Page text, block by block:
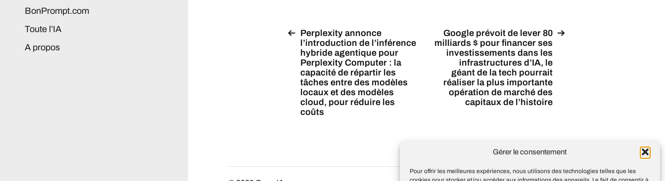
Gérer le consentement
Pour offrir les meilleures expériences, nous utilisons des technologies telles que les
BonPrompt.com
Toute l’IA
A propos
Perplexity annonce
l’introduction de l’inférence
hybride agentique pour
Perplexity Computer : la
capacité de répartir les
tâches entre des modèles
locaux et des modèles
cloud, pour réduire les
coûts
Google prévoit de lever 80
milliards $ pour financer ses
investissements dans les
infrastructures d’IA, le
géant de la tech pourrait
réaliser la plus importante
opération de marché des
capitaux de l’histoire